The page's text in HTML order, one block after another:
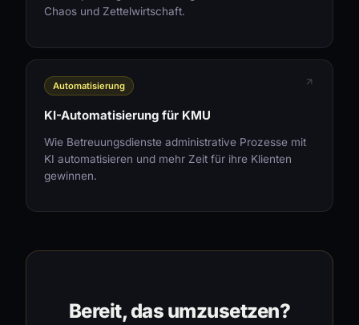
Chaos und Zettelwirtschaft.
Automatisierung
KI-Automatisierung für KMU
Wie Betreuungsdienste administrative Prozesse mit
KI automatisieren und mehr Zeit für ihre Klienten
gewinnen.
Bereit, das umzusetzen?